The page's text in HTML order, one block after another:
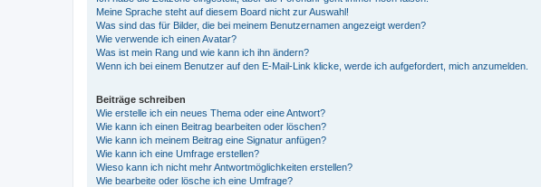
Meine Sprache steht auf diesem Board nicht zur Auswahl!
Was sind das für Bilder, die bei meinem Benutzernamen angezeigt werden?
Wie verwende ich einen Avatar?
Was ist mein Rang und wie kann ich ihn ändern?
Wenn ich bei einem Benutzer auf den E-Mail-Link klicke, werde ich aufgefordert, mich anzumelden.
Beiträge schreiben
Wie erstelle ich ein neues Thema oder eine Antwort?
Wie kann ich einen Beitrag bearbeiten oder löschen?
Wie kann ich meinem Beitrag eine Signatur anfügen?
Wie kann ich eine Umfrage erstellen?
Wieso kann ich nicht mehr Antwortmöglichkeiten erstellen?
Wie bearbeite oder lösche ich eine Umfrage?